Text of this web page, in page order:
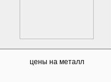
цены на металл